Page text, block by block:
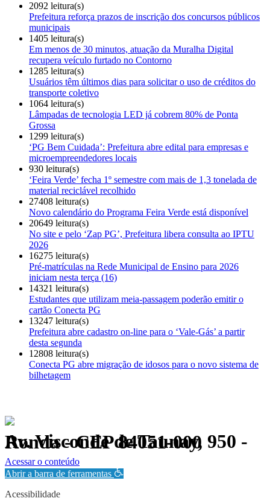
2092 leitura(s)
Prefeitura reforça prazos de inscrição dos concursos públicos
municipais
1405 leitura(s)
Em menos de 30 minutos, atuação da Muralha Digital
recupera veículo furtado no Contorno
1285 leitura(s)
Usuários têm últimos dias para solicitar o uso de créditos do
transporte coletivo
1064 leitura(s)
Lâmpadas de tecnologia LED já cobrem 80% de Ponta
Grossa
1299 leitura(s)
‘PG Bem Cuidada’: Prefeitura abre edital para empresas e
microempreendedores locais
930 leitura(s)
‘Feira Verde’ fecha 1º semestre com mais de 1,3 tonelada de
material reciclável recolhido
27408 leitura(s)
Novo calendário do Programa Feira Verde está disponível
20649 leitura(s)
No site e pelo ‘Zap PG’, Prefeitura libera consulta ao IPTU
2026
16275 leitura(s)
Pré-matrículas na Rede Municipal de Ensino para 2026
iniciam nesta terça (16)
14321 leitura(s)
Estudantes que utilizam meia-passagem poderão emitir o
cartão Conecta PG
13247 leitura(s)
Prefeitura abre cadastro on-line para o ‘Vale-Gás’ a partir
desta segunda
12808 leitura(s)
Conecta PG abre migração de idosos para o novo sistema de
bilhetagem
Av. Visconde de Taunay, 950 - Ronda - CEP 84051-000
Política de Privacidade.
Acessar o conteúdo
Abrir a barra de ferramentas
Acessibilidade